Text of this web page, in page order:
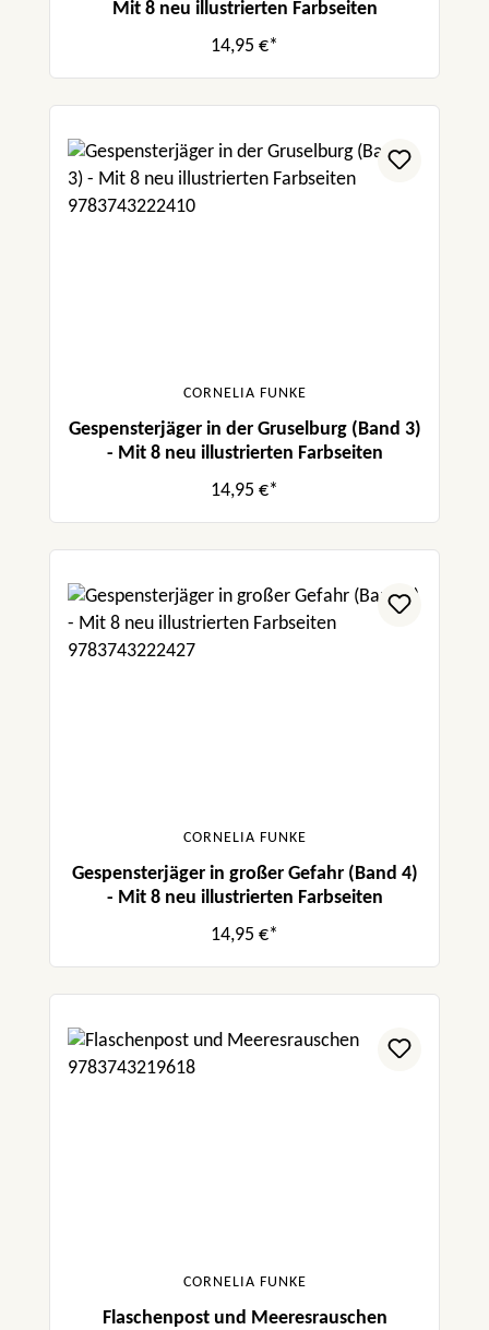
Mit 8 neu illustrierten Farbseiten
14,95 €*
CORNELIA FUNKE
Gespensterjäger in der Gruselburg (Band 3)
- Mit 8 neu illustrierten Farbseiten
14,95 €*
CORNELIA FUNKE
Gespensterjäger in großer Gefahr (Band 4)
- Mit 8 neu illustrierten Farbseiten
14,95 €*
CORNELIA FUNKE
Flaschenpost und Meeresrauschen